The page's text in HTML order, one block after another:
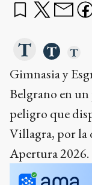
Gimnasia y
Belgrano en
peligro que
Villagra, por la
Apertura 2026.